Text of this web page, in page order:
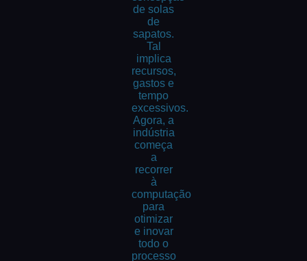
de solas
de
sapatos.
Tal
implica
recursos,
gastos e
tempo
excessivos.
Agora, a
indústria
começa
a
recorrer
à
computação
para
otimizar
e inovar
todo o
processo